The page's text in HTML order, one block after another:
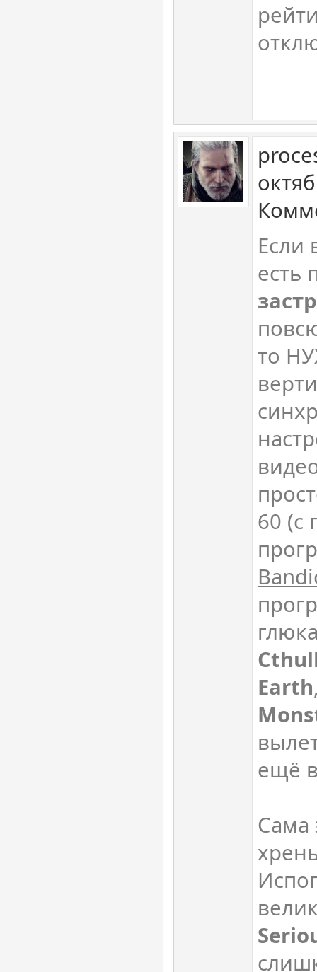
Если
есть
то
60
Earth
ещё
Сама